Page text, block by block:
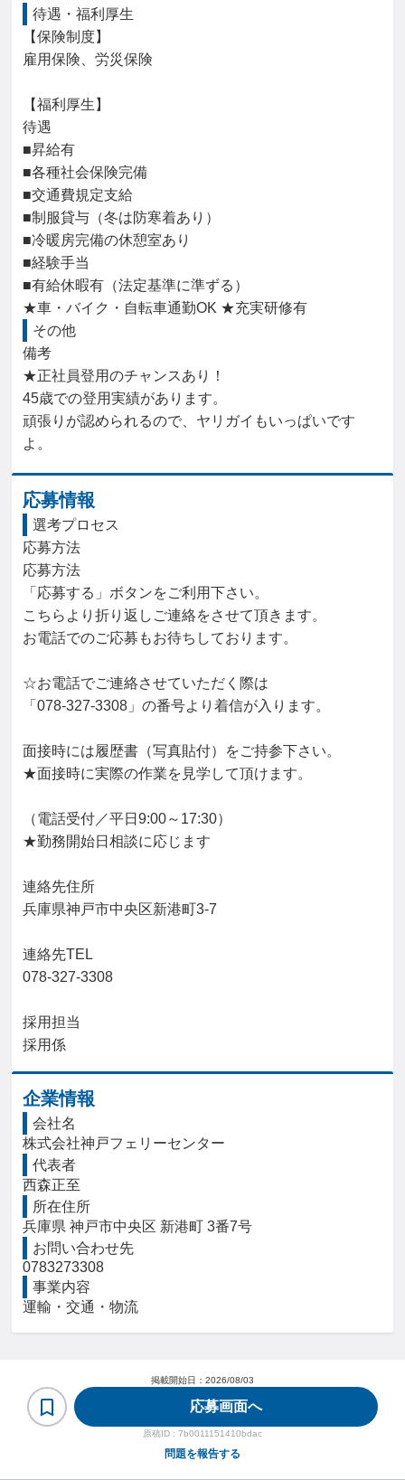
待遇・福利厚生
【保険制度】
雇用保険、労災保険
【福利厚生】
待遇
■昇給有
■各種社会保険完備
■交通費規定支給
■制服貸与（冬は防寒着あり）
■冷暖房完備の休憩室あり
■経験手当
■有給休暇有（法定基準に準ずる）
★車・バイク・自転車通勤OK ★充実研修有
その他
備考
★正社員登用のチャンスあり！
45歳での登用実績があります。
頑張りが認められるので、ヤリガイもいっぱいです
よ。
応募情報
選考プロセス
応募方法
応募方法
「応募する」ボタンをご利用下さい。
こちらより折り返しご連絡をさせて頂きます。
お電話でのご応募もお待ちしております。
☆お電話でご連絡させていただく際は
「078-327-3308」の番号より着信が入ります。
面接時には履歴書（写真貼付）をご持参下さい。
★面接時に実際の作業を見学して頂けます。
（電話受付／平日9:00～17:30）
★勤務開始日相談に応じます
連絡先住所
兵庫県神戸市中央区新港町3-7
連絡先TEL
078-327-3308
採用担当
採用係
企業情報
会社名
株式会社神戸フェリーセンター
代表者
西森正至
所在住所
兵庫県 神戸市中央区 新港町 3番7号
お問い合わせ先
0783273308
事業内容
運輸・交通・物流
掲載開始日： 2026/08/03
応募画面へ
原稿ID : 7b0011151410bdac
問題を報告する